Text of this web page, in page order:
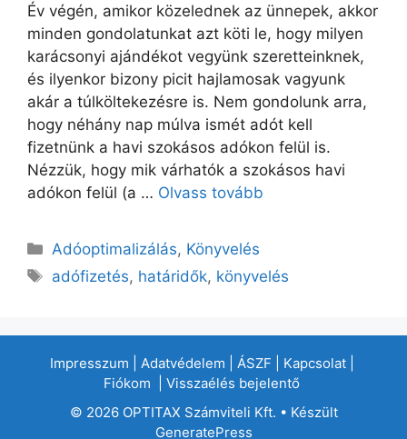
Év végén, amikor közelednek az ünnepek, akkor
minden gondolatunkat azt köti le, hogy milyen
karácsonyi ajándékot vegyünk szeretteinknek,
és ilyenkor bizony picit hajlamosak vagyunk
akár a túlköltekezésre is. Nem gondolunk arra,
hogy néhány nap múlva ismét adót kell
fizetnünk a havi szokásos adókon felül is.
Nézzük, hogy mik várhatók a szokásos havi
adókon felül (a … Olvass tovább
Adóoptimalizálás, Könyvelés
adófizetés, határidők, könyvelés
Impresszum Adatvédelem ÁSZF Kapcsolat|
Fiókom
Visszaélés bejelentő
© 2026 OPTITAX Számviteli Kft. • Készült
GeneratePress